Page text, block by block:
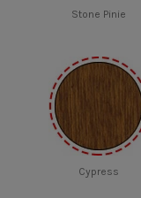
Stone Pinie
Cypress